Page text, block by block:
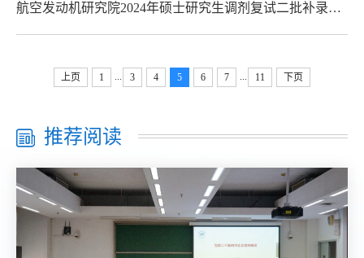
航空发动机研究院2024年硕士研究生调剂复试二批补录取结果公示
上页 1 ... 3 4 5 6 7 ... 11 下页
推荐阅读